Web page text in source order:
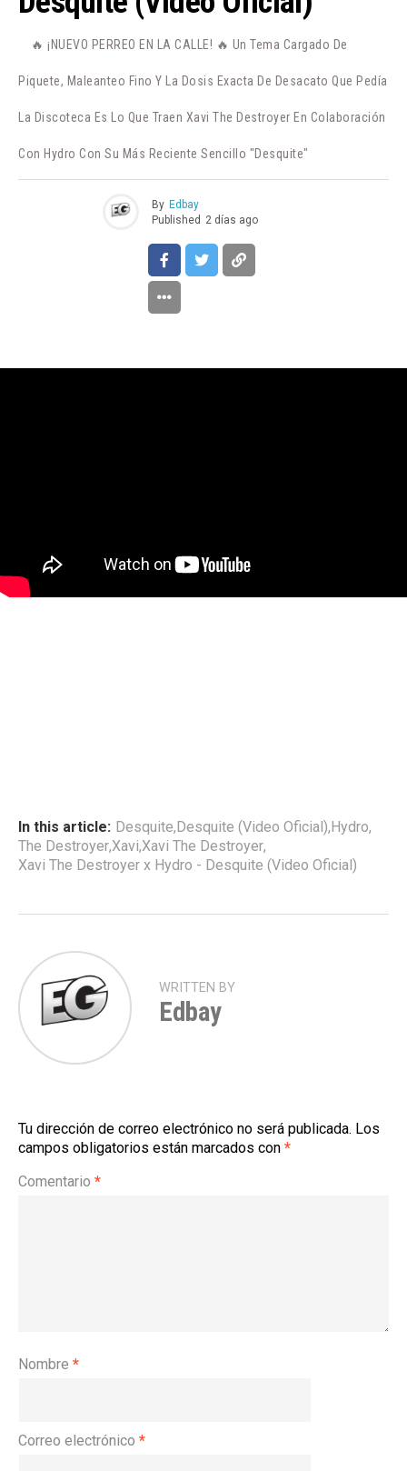
🔥 ¡NUEVO PERREO EN LA CALLE! 🔥 Un Tema Cargado De
Piquete, Maleanteo Fino Y La Dosis Exacta De Desacato Que Pedía
La Discoteca Es Lo Que Traen Xavi The Destroyer En Colaboración
Con Hydro Con Su Más Reciente Sencillo "Desquite"
By Edbay
Published 2 días ago
In this article: Desquite,Desquite (Video Oficial),Hydro,
The Destroyer,Xavi,Xavi The Destroyer,
Xavi The Destroyer x Hydro - Desquite (Video Oficial)
WRITTEN BY
Edbay
Tu dirección de correo electrónico no será publicada. Los
campos obligatorios están marcados con *
Comentario *
Nombre *
Correo electrónico *